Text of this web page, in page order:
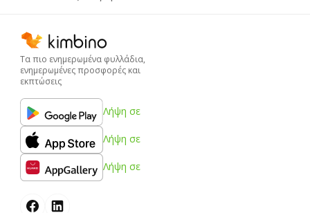
Τα πιο ενημερωμένα φυλλάδια,
ενημερωμένες προσφορές και
εκπτώσεις
Λήψη σε
Λήψη σε
Λήψη σε